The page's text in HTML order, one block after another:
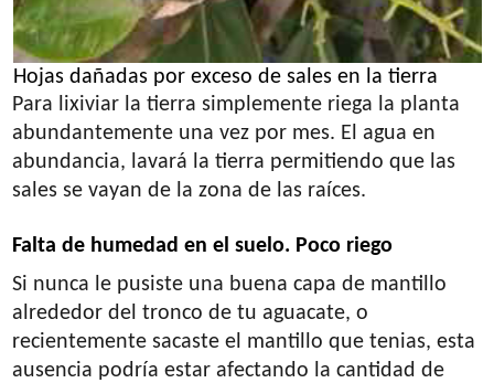
Hojas dañadas por exceso de sales en la tierra
Para lixiviar la tierra simplemente riega la planta
abundantemente una vez por mes. El agua en
abundancia, lavará la tierra permitiendo que las
sales se vayan de la zona de las raíces.
Falta de humedad en el suelo. Poco riego
Si nunca le pusiste una buena capa de mantillo
alrededor del tronco de tu aguacate, o
recientemente sacaste el mantillo que tenias, esta
ausencia podría estar afectando la cantidad de